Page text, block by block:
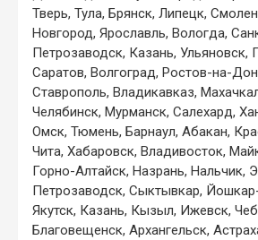
Тверь, Тула, Брянск, Липецк,
Новгород, Ярославль, Вологда,
Петрозаводск, Казань, Ульяновск,
Саратов, Волгоград, Ростов-на-
Ставрополь, Владикавказ,
Челябинск, Мурманск, Салехард,
Омск, Тюмень, Барнаул, Абакан,
Чита, Хабаровск, Владивосток,
Горно-Алтайск, Назрань, Нальчик,
Петрозаводск, Сыктывкар,
Якутск, Казань, Кызыл, Ижевск,
Благовещенск, Архангельск,